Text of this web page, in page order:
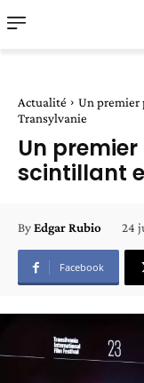
Actualité
Un
Transylvanie
Un
scintillant
ByEdgar Rubio 24
Facebook